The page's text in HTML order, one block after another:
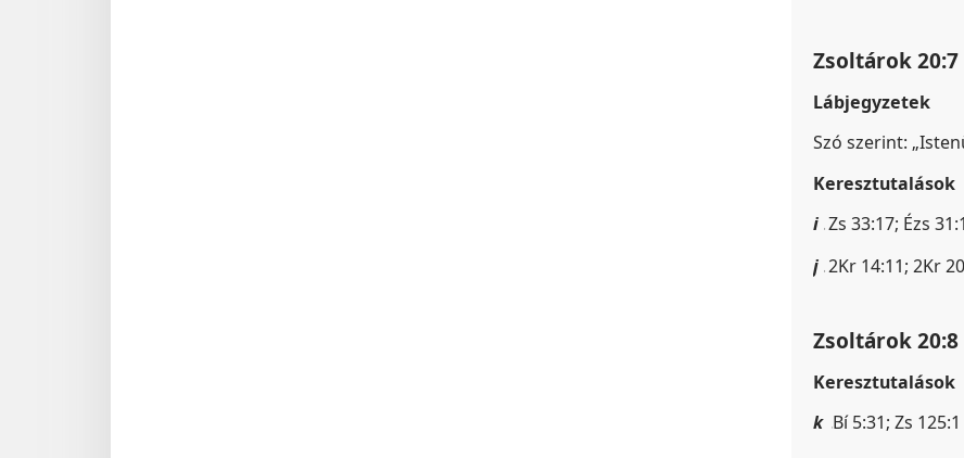
Zsoltárok 20:7
Lábjegyzetek
Szó szerint:
Keresztutalások
i Zs 33:17; Ézs 31:1
j 2Kr 14:11; 2Kr
Zsoltárok 20:8
Keresztutalások
k Bí 5:31; Zs 125:1